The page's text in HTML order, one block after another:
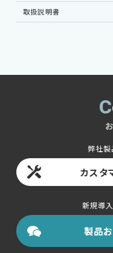
ニュース
English
取扱説明書
弊社製
カスタ
新規導
製品